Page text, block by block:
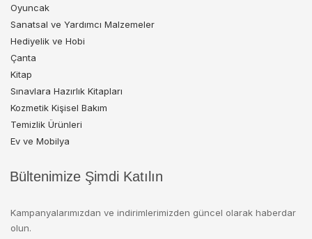
Oyuncak
Sanatsal ve Yardımcı Malzemeler
Hediyelik ve Hobi
Çanta
Kitap
Sınavlara Hazırlık Kitapları
Kozmetik Kişisel Bakım
Temizlik Ürünleri
Ev ve Mobilya
Bültenimize Şimdi Katılın
Kampanyalarımızdan ve indirimlerimizden güncel olarak haberdar
olun.